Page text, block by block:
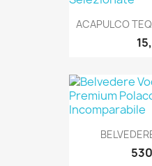
ACAPULCO